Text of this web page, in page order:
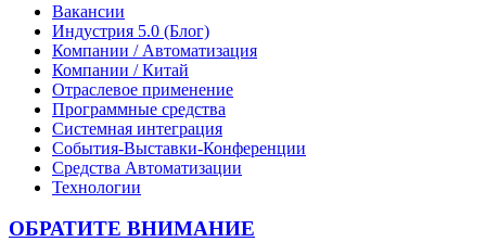
Вакансии
Индустрия 5.0 (Блог)
Компании / Автоматизация
Компании / Китай
Отраслевое применение
Программные средства
Системная интеграция
События-Выставки-Конференции
Средства Автоматизации
Технологии
ОБРАТИТЕ ВНИМАНИЕ